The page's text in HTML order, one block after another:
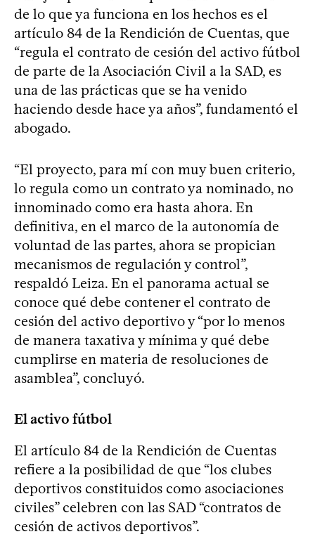
de lo que ya funciona en los hechos es el
artículo 84 de la Rendición de Cuentas, que
“regula el contrato de cesión del activo fútbol
de parte de la Asociación Civil a la SAD, es
una de las prácticas que se ha venido
haciendo desde hace ya años”, fundamentó el
abogado.
“El proyecto, para mí con muy buen criterio,
lo regula como un contrato ya nominado, no
innominado como era hasta ahora. En
definitiva, en el marco de la autonomía de
voluntad de las partes, ahora se propician
mecanismos de regulación y control”,
respaldó Leiza. En el panorama actual se
conoce qué debe contener el contrato de
cesión del activo deportivo y “por lo menos
de manera taxativa y mínima y qué debe
cumplirse en materia de resoluciones de
asamblea”, concluyó.
El activo fútbol
El artículo 84 de la Rendición de Cuentas
refiere a la posibilidad de que “los clubes
deportivos constituidos como asociaciones
civiles” celebren con las SAD “contratos de
cesión de activos deportivos”.